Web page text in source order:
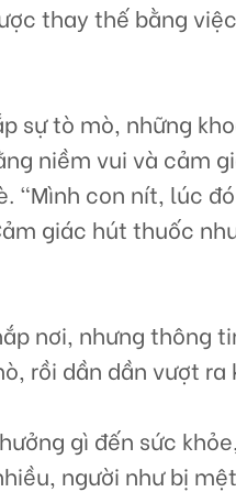
thay thế bằng
sự tò mò, những
niềm vui và cảm
“Mình con nít, lúc
giác hút thuốc
nơi, nhưng thông
rồi dần dần vượt ra
gì đến sức
người như bị